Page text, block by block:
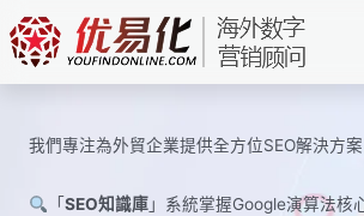
Skip
to
content
我們專注為外貿企業提供全方位SEO解決方案
「 SEO知識庫」系統掌握Google演算法核